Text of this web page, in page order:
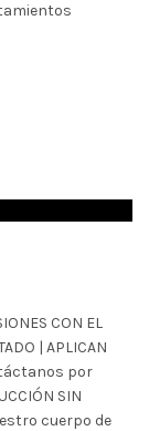
CON EL
| APLICAN
por
SIN
cuerpo de